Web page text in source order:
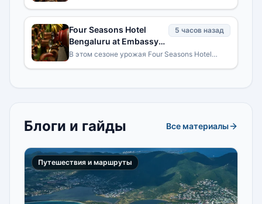
Bars 2026
Four Seasons Hotel
Bengaluru at Embassy
ONE отмечает Онам
5 часов назад
В этом сезоне урожая Four Seasons Hotel
Блоги и гайды Все материалы
Путешествия и маршруты